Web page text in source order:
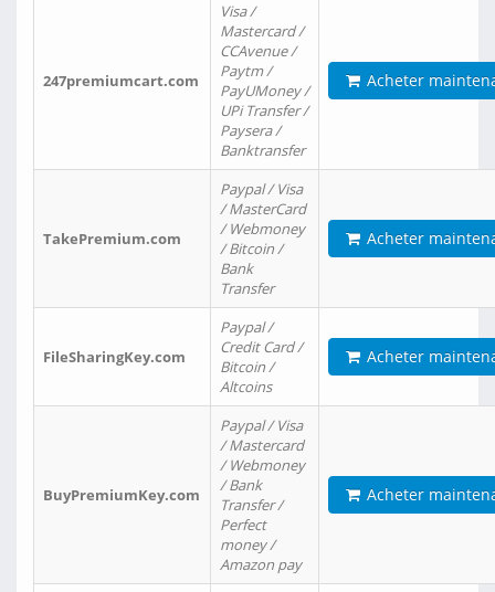
247premiumcart.com
Visa /
Mastercard /
CCAvenue /
Paytm /
PayUMoney /
UPi Transfer /
Paysera /
Banktransfer
Acheter
TakePremium.com
Paypal / Visa
/ MasterCard
/ Webmoney
/ Bitcoin /
Bank
Transfer
Acheter
FileSharingKey.com
Paypal /
Credit Card /
Bitcoin /
Altcoins
Acheter
BuyPremiumKey.com
Paypal / Visa
/ Mastercard
/ Webmoney
/ Bank
Transfer /
Perfect
money /
Amazon pay
Acheter